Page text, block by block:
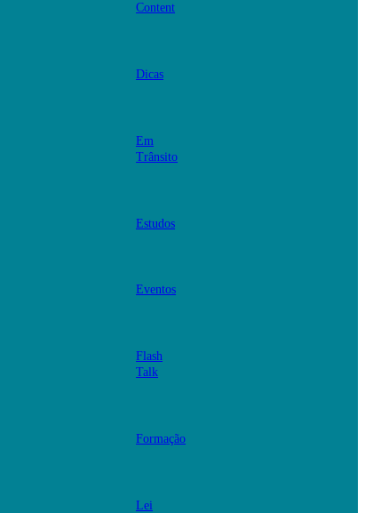
Content
Dicas
Em
Trânsito
Estudos
Eventos
Flash
Talk
Formação
Lei